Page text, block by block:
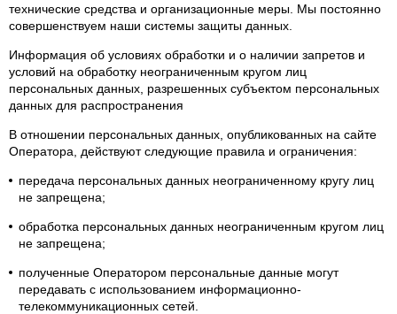
технические средства и организационные меры. Мы постоянно
совершенствуем наши системы защиты данных.
Информация об условиях обработки и о наличии запретов и
условий на обработку неограниченным кругом лиц
персональных данных, разрешенных субъектом персональных
данных для распространения
В отношении персональных данных, опубликованных на сайте
Оператора, действуют следующие правила и ограничения:
передача персональных данных неограниченному кругу лиц
не запрещена;
обработка персональных данных неограниченным кругом лиц
не запрещена;
полученные Оператором персональные данные могут
передавать с использованием информационно-
телекоммуникационных сетей.